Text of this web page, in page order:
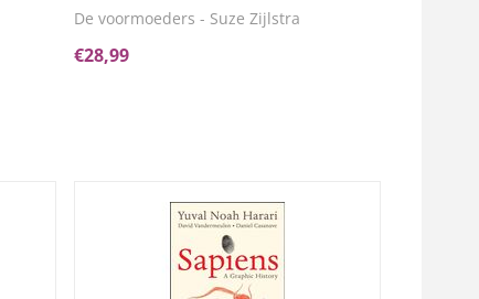
De voormoeders - Suze Zijlstra
€28,99